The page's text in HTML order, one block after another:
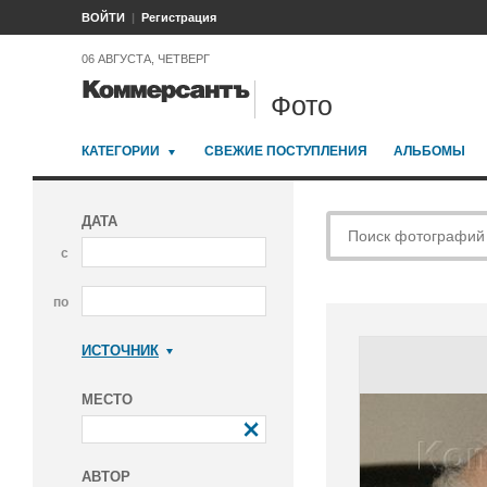
ВОЙТИ Регистрация
06 АВГУСТА, ЧЕТВЕРГ
Фото
КАТЕГОРИИ СВЕЖИЕ ПОСТУПЛЕНИЯ АЛЬБОМЫ
ДАТА
с
по
ИСТОЧНИК
МЕСТО
АВТОР